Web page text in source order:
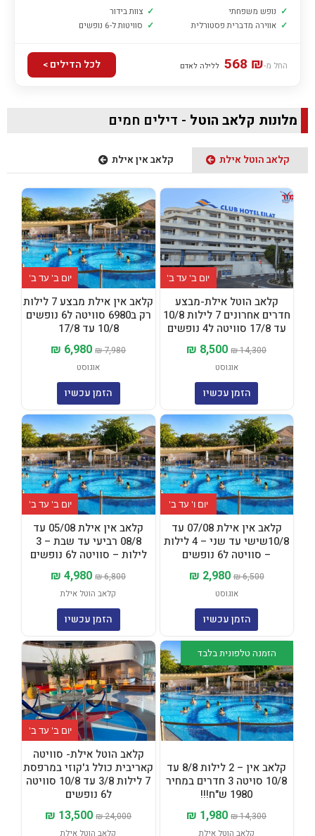
✓ נופש משפחתי ✓ צוות בידור
✓ אווירה מדברית פסטורלית ✓ סוויטות ל-6 נופשים
החל מ-₪ 568 ללילה לאדם לכל הדילים >
מלונות קלאב הוטל - דילים חמים
קלאב הוטל אילת קלאב אין אילת
יום ב' עד ב'
קלאב הוטל אילת-מבצע
חדרים אחרונים 7 לילות 10/8
עד 17/8 סוויטה ל4 נופשים
₪14,300
המחיר
המקורי
היה:
₪ 14,300.
₪ 8,500
המחיר
הנוכחי
הוא:
₪ 8,500.
אוגוסט
הזמן עכשיו
יום ב' עד ב'
קלאב אין אילת מבצע 7 לילות
רק ב6980 סוויטה ל6 נופשים
10/8 עד 17/8
₪7,980
המחיר
המקורי
היה:
₪ 7,980.
₪ 6,980
המחיר
הנוכחי
הוא:
₪ 6,980.
אוגוסט
הזמן עכשיו
יום ו' עד ב'
קלאב אין אילת 07/08 עד
10/8שישי עד שני – 4 לילות
– סוויטה ל6 נופשים
₪6,500
המחיר
המקורי
היה:
₪ 6,500.
₪ 2,980
המחיר
הנוכחי
הוא:
₪ 2,980.
אוגוסט
הזמן עכשיו
יום ב' עד ב'
קלאב אין אילת 05/08 עד
08/8 רביעי עד שבת – 3
לילות – סוויטה ל6 נופשים
₪6,800
המחיר
המקורי
היה:
₪ 6,800.
₪ 4,980
המחיר
הנוכחי
הוא:
₪ 4,980.
קלאב הוטל אילת
הזמן עכשיו
הזמנה טלפונית בלבד
קלאב אין – 2 לילות 8/8 עד
10/8 סויטה 3 חדרים במחיר
1980 ש"ח!!!
₪14,300
המחיר
המקורי
היה:
₪ 14,300.
₪ 1,980
המחיר
הנוכחי
הוא:
₪ 1,980.
קלאב הוטל אילת
יום ב' עד ב'
קלאב הוטל אילת- סוויטה
קאריבית כולל ג'קוזי במרפסת
7 לילות 3/8 עד 10/8 סוויטה
ל6 נופשים
₪24,000
המחיר
המקורי
היה:
₪ 24,000.
₪ 13,500
המחיר
הנוכחי
הוא:
₪ 13,500.
קלאב הוטל אילת